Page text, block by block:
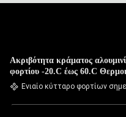
Ακριβότητα κράματος
φορτίου -20.C έως 60.C
Ενιαίο κύτταρο φορτίων